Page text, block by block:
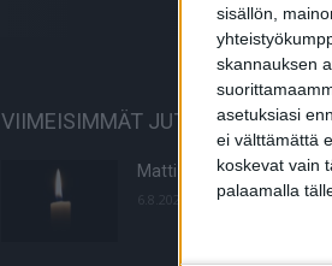
sisällön,
skannauksen
asetuksiasi
ei välttämättä
koskevat vain
palaamalla
VIIMEISIMMÄT JUTUT
Matti Wacklin kuollut
6.8.2026